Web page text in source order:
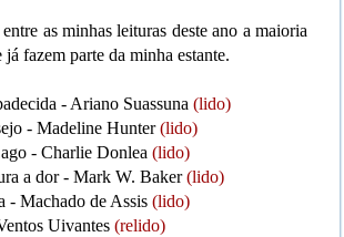
as minhas leituras deste ano a maioria
fazem parte da minha estante.
- Ariano Suassuna (lido)
- Madeline Hunter(lido)
- Charlie Donlea (lido)
a dor - Mark W. Baker(lido)
- Machado de Assis (lido)
Uivantes (relido)